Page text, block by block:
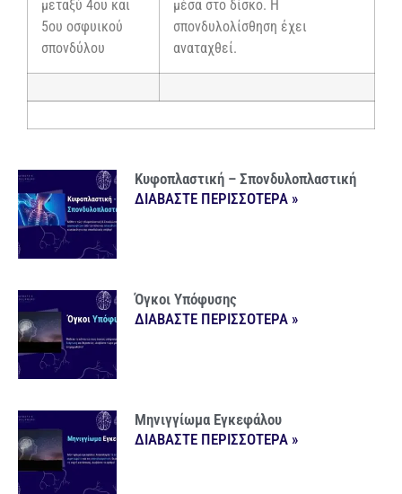
μεταξύ 4ου και
5ου οσφυικού
σπονδύλου
μέσα στο δίσκο. Η
σπονδυλολίσθηση έχει
αναταχθεί.
Κυφοπλαστική – Σπονδυλοπλαστική
ΔΙΑΒΑΣΤΕ ΠΕΡΙΣΣΟΤΕΡΑ »
Όγκοι Υπόφυσης
ΔΙΑΒΑΣΤΕ ΠΕΡΙΣΣΟΤΕΡΑ »
Μηνιγγίωμα Εγκεφάλου
ΔΙΑΒΑΣΤΕ ΠΕΡΙΣΣΟΤΕΡΑ »